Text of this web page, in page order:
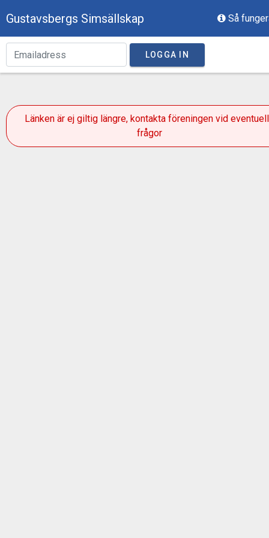
Gustavsbergs Simsällskap Så
LOGGA IN
Länken är ej giltig längre, kontakta föreningen vid
frågor